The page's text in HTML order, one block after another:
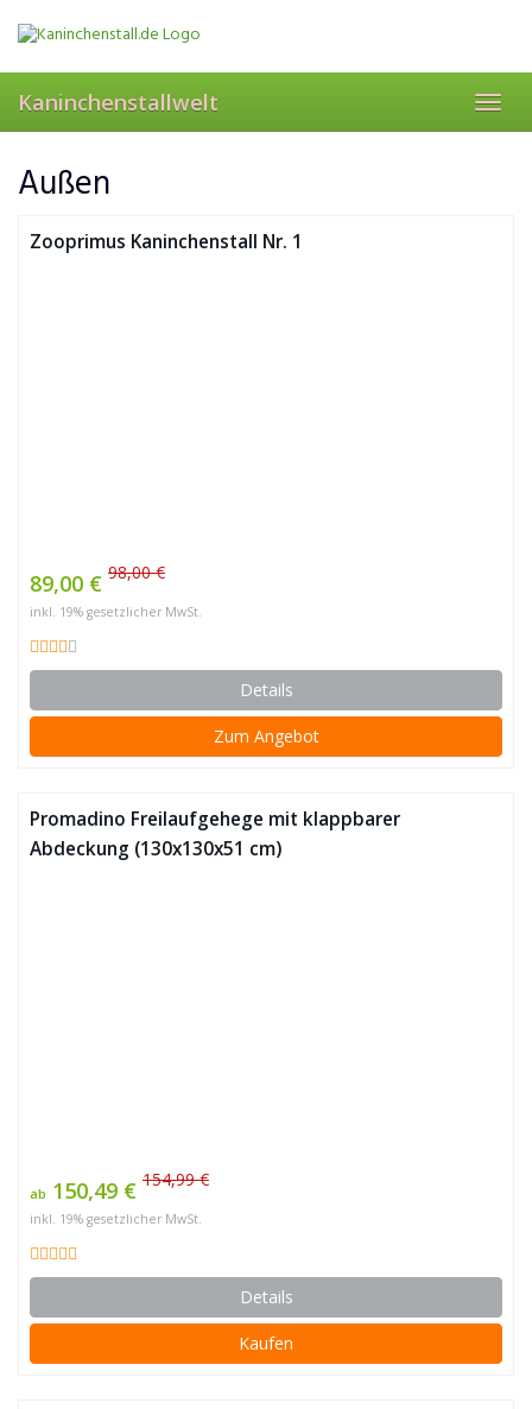
Kaninchenstallwelt
Außen
Zooprimus Kaninchenstall Nr. 1
89,00 € 98,00 €
inkl. 19% gesetzlicher MwSt.
Details
Zum Angebot
Promadino Freilaufgehege mit klappbarer
Abdeckung (130x130x51 cm)
ab 150,49 € 154,99 €
inkl. 19% gesetzlicher MwSt.
Details
Kaufen